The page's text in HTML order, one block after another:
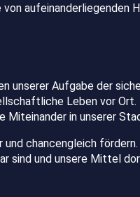
unserer Aufgabe der
Leben vor
Miteinander in unserer
chancengleich fördern.
sind und unsere Mittel